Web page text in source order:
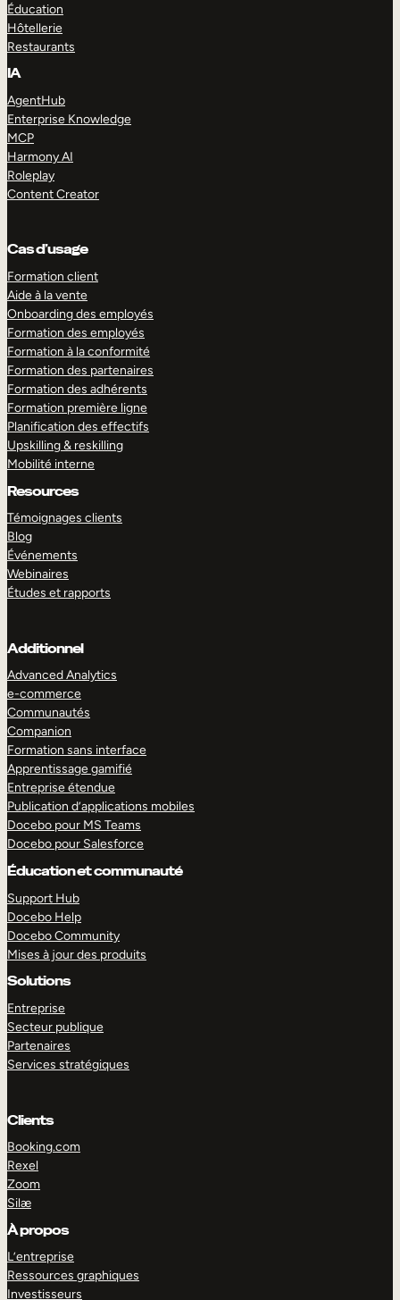
Éducation
Hôtellerie
Restaurants
IA
AgentHub
Enterprise Knowledge
MCP
Harmony AI
Roleplay
Content Creator
Cas d’usage
Formation client
Aide à la vente
Onboarding des employés
Formation des employés
Formation à la conformité
Formation des partenaires
Formation des adhérents
Formation première ligne
Planification des effectifs
Upskilling & reskilling
Mobilité interne
Resources
Témoignages clients
Blog
Événements
Webinaires
Études et rapports
Additionnel
Advanced Analytics
e-commerce
Communautés
Companion
Formation sans interface
Apprentissage gamifié
Entreprise étendue
Publication d’applications mobiles
Docebo pour MS Teams
Docebo pour Salesforce
Éducation et communauté
Support Hub
Docebo Help
Docebo Community
Mises à jour des produits
Solutions
Entreprise
Secteur publique
Partenaires
Services stratégiques
Clients
Booking.com
Rexel
Zoom
Silæ
À propos
L’entreprise
Ressources graphiques
Investisseurs